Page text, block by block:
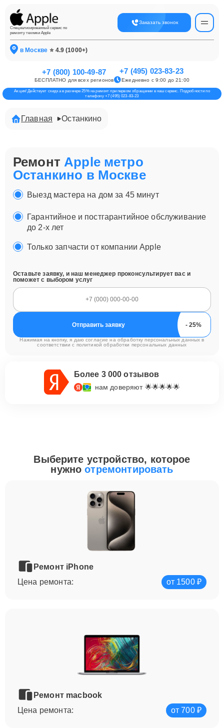
Специализированный сервис по
ремонту техники Apple
Заказать звонок
в Москве ⭐ 4.9 (1000+)
+7 (800) 100-49-87
БЕСПЛАТНО для всех регионов
+7 (495) 023-83-23
Ежедневно с 9:00 до 21:00
Акция! Действует скидка в размере 25% на ремонт при первом обращении в наш сервис. Подробности по
телефону +7 (495) 023-83-23
Главная Останкино
РемонтApple метро
Останкино в Москве
Выезд мастера на дом за 45 минут
Гарантийное и постгарантийное обслуживание
до 2-х лет
Только запчасти от компании Apple
Оставьте заявку, и наш менеджер проконсультирует вас и
поможет с выбором услуг
Отправить заявку
Нажимая на кнопку, я даю согласие на обработку персональных данных в
соответствии с политикой обработки персональных данных
Более 3 000 отзывов
нам доверяют 🌟🌟🌟🌟🌟
Выберите устройство, которое
нужноотремонтировать
Ремонт iPhone
Цена ремонта:
от 1500 ₽
Ремонт macbook
Цена ремонта:
от 700 ₽